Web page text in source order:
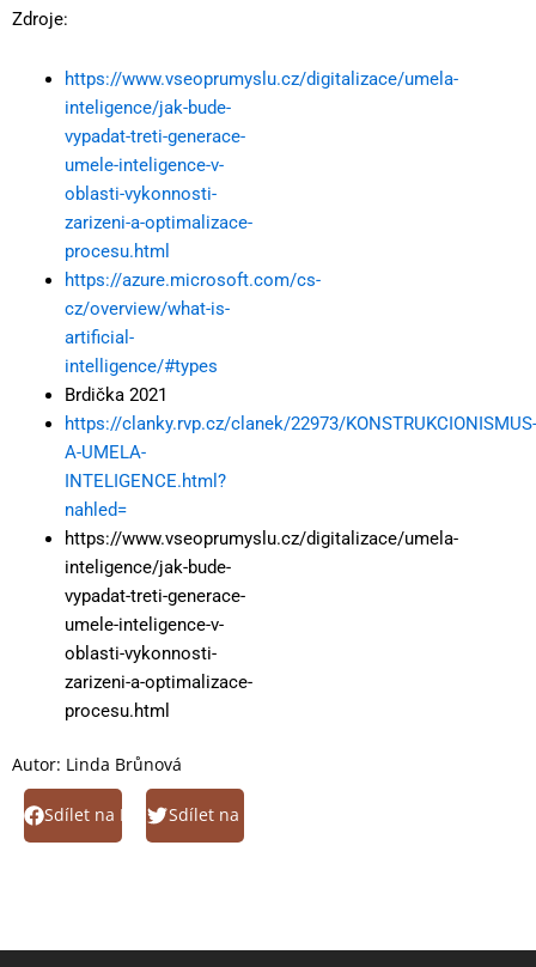
Zdroje:
https://www.vseoprumyslu.cz/digitalizace/umela-
inteligence/jak-bude-
vypadat-treti-generace-
umele-inteligence-v-
oblasti-vykonnosti-
zarizeni-a-optimalizace-
procesu.html
https://azure.microsoft.com/cs-
cz/overview/what-is-
artificial-
intelligence/#types
Brdička 2021
https://clanky.rvp.cz/clanek/22973/KONSTRUKCIONISMUS-
A-UMELA-
INTELIGENCE.html?
nahled=
https://www.vseoprumyslu.cz/digitalizace/umela-
inteligence/jak-bude-
vypadat-treti-generace-
umele-inteligence-v-
oblasti-vykonnosti-
zarizeni-a-optimalizace-
procesu.html
Autor: Linda Brůnová
Sdílet na FacebookSdílet na Twitter